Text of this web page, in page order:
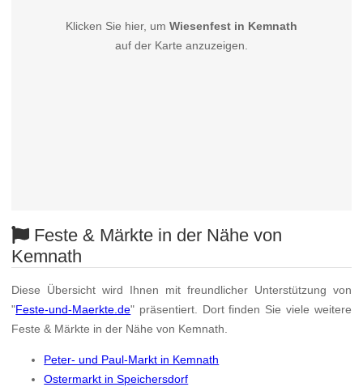
Klicken Sie hier, um Wiesenfest in Kemnath
auf der Karte anzuzeigen.
Feste & Märkte in der Nähe von
Kemnath
Diese Übersicht wird Ihnen mit freundlicher Unterstützung von
"Feste-und-Maerkte.de" präsentiert. Dort finden Sie viele weitere
Feste & Märkte in der Nähe von Kemnath.
Peter- und Paul-Markt in Kemnath
Ostermarkt in Speichersdorf